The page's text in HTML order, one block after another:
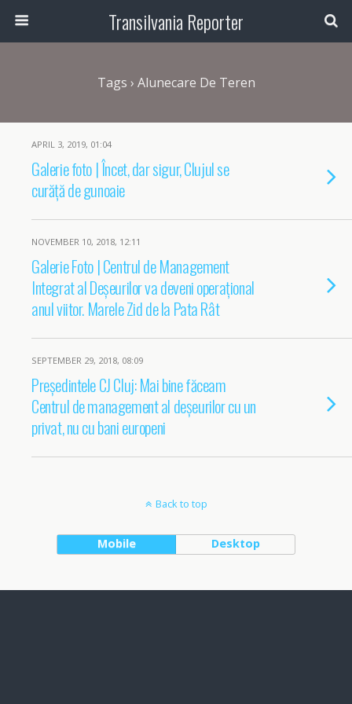
Transilvania Reporter
Tags › Alunecare De Teren
APRIL 3, 2019, 01:04
Galerie foto | Încet, dar sigur, Clujul se
curăță de gunoaie
NOVEMBER 10, 2018, 12:11
Galerie Foto | Centrul de Management
Integrat al Deșeurilor va deveni operațional
anul viitor. Marele Zid de la Pata Rât
SEPTEMBER 29, 2018, 08:09
Președintele CJ Cluj: Mai bine făceam
Centrul de management al deșeurilor cu un
privat, nu cu bani europeni
Back to top
Mobile Desktop